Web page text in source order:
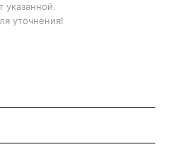
указанной.
уточнения!